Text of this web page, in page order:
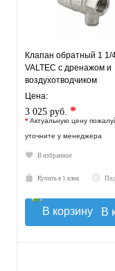
Клапан обратный 1 1/
VALTEC c дренажом и
воздухотводчиком
Цена:
3 025 руб. *
* Актуальную цену
уточните у менеджера
В избранное
Купить в 1 клик
В